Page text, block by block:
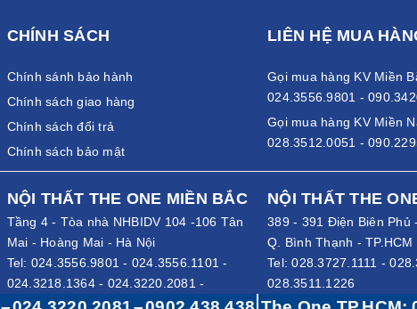
CHÍNH SÁCH
Chính sánh bảo hành
Chính sách giao hàng
Chính sách đổi trả
Chính sách bảo mật
LIÊN HỆ MUA
Gọi mua hàng KV Miền
024.3556.9801 -
Gọi mua hàng KV Miền
028.3512.0051 -
NỘI THẤT THE ONE MIỀN BẮC
Tầng 4 - Tòa nhà NHBIDV 104 -106 Tân
Mai - Hoàng Mai - Hà Nội
Tel: 024.3556.9801 - 024.3556.1101 -
024.3218.1364- 024.3220.2081 -
024.3220.2080
NỘI THẤT THE
389 - 391 Điện Biên Phủ
Q. Bình Thạnh - TP.HCM
Tel:028.3727.1111 -
028.3511.1226
Hotline:0902 295 879-